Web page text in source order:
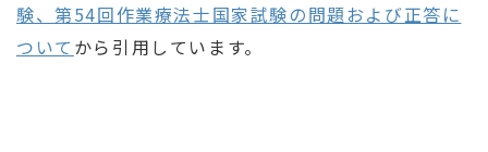
験、第54回作業療法士国家試験の問題および正答に
ついて から引用しています。